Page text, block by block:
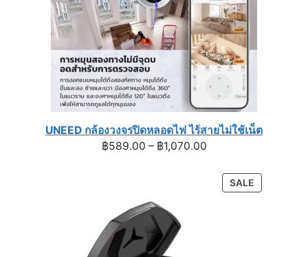
UNEED กล้องวงจรปิดหลอดไฟ ไร้สายไม่ใช้เน็ต
฿589.00 – ฿1,070.00Price
฿589.00
through
SALEPRODUCT
ON